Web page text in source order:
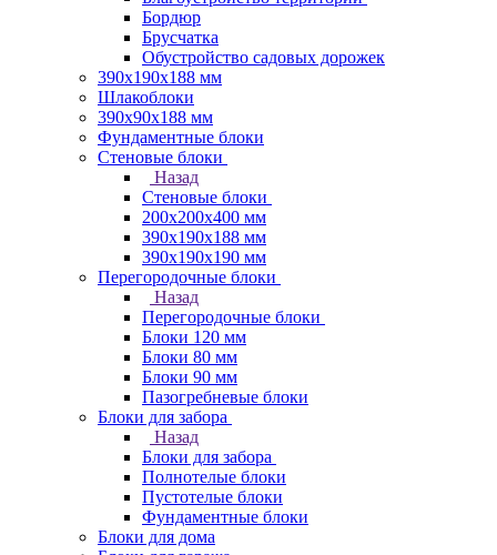
Бордюр
Брусчатка
Обустройство садовых дорожек
390х190х188 мм
Шлакоблоки
390х90х188 мм
Фундаментные блоки
Стеновые блоки
Назад
Стеновые блоки
200х200х400 мм
390х190х188 мм
390х190х190 мм
Перегородочные блоки
Назад
Перегородочные блоки
Блоки 120 мм
Блоки 80 мм
Блоки 90 мм
Пазогребневые блоки
Блоки для забора
Назад
Блоки для забора
Полнотелые блоки
Пустотелые блоки
Фундаментные блоки
Блоки для дома